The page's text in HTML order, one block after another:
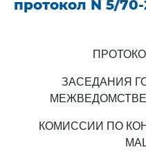
протокол N 5/
ЗАСЕДАНИЯ
КОМИССИИ ПО